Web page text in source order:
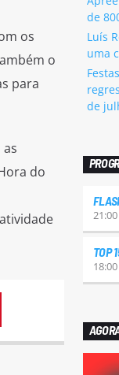
os
o
para
do
de
Luís
uma
de
21:00
TOP
18:00